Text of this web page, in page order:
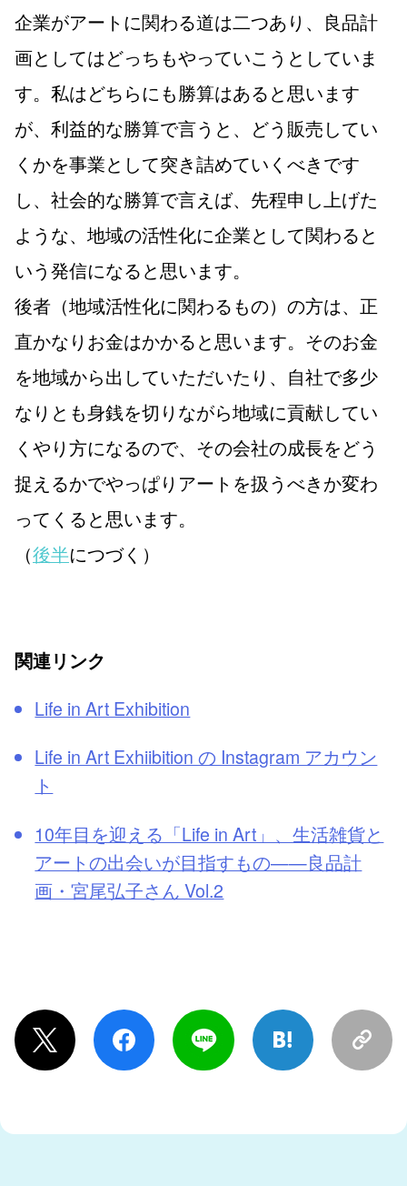
企業がアートに関わる道は二つあり、良品計
画としてはどっちもやっていこうとしていま
す。私はどちらにも勝算はあると思います
が、利益的な勝算で言うと、どう販売してい
くかを事業として突き詰めていくべきです
し、社会的な勝算で言えば、先程申し上げた
ような、地域の活性化に企業として関わると
いう発信になると思います。
後者（地域活性化に関わるもの）の方は、正
直かなりお金はかかると思います。そのお金
を地域から出していただいたり、自社で多少
なりとも身銭を切りながら地域に貢献してい
くやり方になるので、その会社の成長をどう
捉えるかでやっぱりアートを扱うべきか変わ
ってくると思います。
（後半につづく）
関連リンク
Life in Art Exhibition
Life in Art Exhiibition の Instagram アカウン
ト
10年目を迎える「Life in Art」、生活雑貨と
アートの出会いが目指すもの——良品計
画・宮尾弘子さん Vol.2